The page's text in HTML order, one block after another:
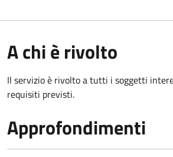
A chi è rivolto
Il servizio è rivolto a tutti i soggetti
requisiti previsti.
Approfondimenti